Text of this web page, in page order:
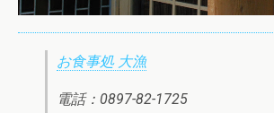
お食事処 大漁
電話：0897-82-1725